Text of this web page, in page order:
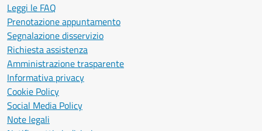
Leggi le FAQ
Prenotazione appuntamento
Segnalazione disservizio
Richiesta assistenza
Amministrazione trasparente
Informativa privacy
Cookie Policy
Social Media Policy
Note legali